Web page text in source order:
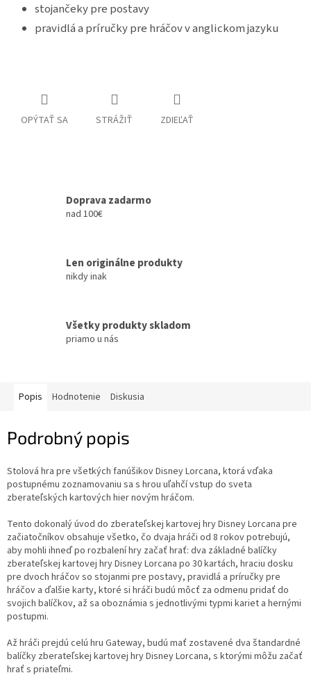
stojančeky pre postavy
pravidlá a príručky pre hráčov v anglickom jazyku
OPÝTAŤ SA STRÁŽIŤ ZDIEĽAŤ
Doprava zadarmo
nad 100€
Len originálne produkty
nikdy inak
Všetky produkty skladom
priamo u nás
Popis Hodnotenie Diskusia
Podrobný popis
Stolová hra pre všetkých fanúšikov Disney Lorcana, ktorá vďaka
postupnému zoznamovaniu sa s hrou uľahčí vstup do sveta
zberateľských kartových hier novým hráčom.
Tento dokonalý úvod do zberateľskej kartovej hry Disney Lorcana pre
začiatočníkov obsahuje všetko, čo dvaja hráči od 8 rokov potrebujú,
aby mohli ihneď po rozbalení hry začať hrať: dva základné balíčky
zberateľskej kartovej hry Disney Lorcana po 30 kartách, hraciu dosku
pre dvoch hráčov so stojanmi pre postavy, pravidlá a príručky pre
hráčov a ďalšie karty, ktoré si hráči budú môcť za odmenu pridať do
svojich balíčkov, až sa oboznámia s jednotlivými typmi kariet a hernými
postupmi.
Až hráči prejdú celú hru Gateway, budú mať zostavené dva štandardné
balíčky zberateľskej kartovej hry Disney Lorcana, s ktorými môžu začať
hrať s priateľmi.